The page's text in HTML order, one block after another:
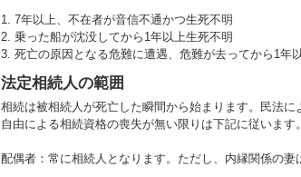
7年以上、不在者が音信不通かつ生死不明
乗った船が沈没してから1年以上生死不明
死亡の原因となる危難に遭遇、危難が去ってから1年
法定相続人の範囲
相続は被相続人が死亡した瞬間から始まります。民法に
自由による相続資格の喪失が無い限りは下記に従います。
配偶者：常に相続人となります。ただし、内縁関係の妻